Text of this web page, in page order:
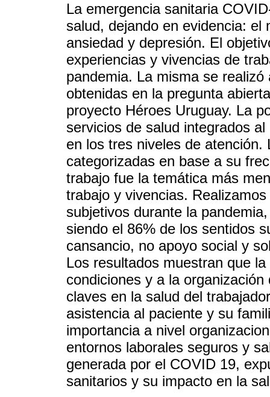
La emergencia sanitaria
salud, dejando en evidencia:
ansiedad y depresión. El
experiencias y vivencias de
pandemia. La misma se
obtenidas en la pregunta
proyecto Héroes Uruguay. La
servicios de salud integrados
en los tres niveles de
categorizadas en base a su
trabajo fue la temática más
trabajo y vivencias.
subjetivos durante la
siendo el 86% de los sentidos
cansancio, no apoyo social y
Los resultados muestran que
condiciones y a la
claves en la salud del
asistencia al paciente y su
importancia a nivel
entornos laborales seguros y
generada por el COVID 19,
sanitarios y su impacto en la